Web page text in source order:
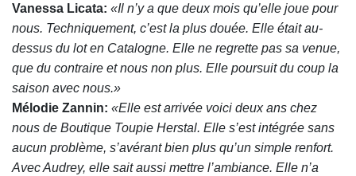
Vanessa Licata: «Il n’y a que deux mois qu’elle joue pour
nous. Techniquement, c’est la plus douée. Elle était au-
dessus du lot en Catalogne. Elle ne regrette pas sa venue,
que du contraire et nous non plus. Elle poursuit du coup la
saison avec nous.»
Mélodie Zannin: «Elle est arrivée voici deux ans chez
nous de Boutique Toupie Herstal. Elle s’est intégrée sans
aucun problème, s’avérant bien plus qu’un simple renfort.
Avec Audrey, elle sait aussi mettre l’ambiance. Elle n’a